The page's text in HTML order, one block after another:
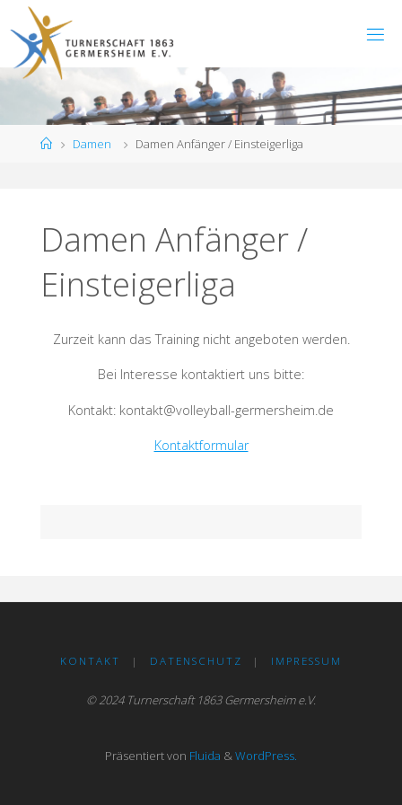
Inhalt
springen
StartDamen Damen Anfänger / Einsteigerliga
Damen Anfänger /
Einsteigerliga
Zurzeit kann das Training nicht angeboten werden.
Bei Interesse kontaktiert uns bitte:
Kontakt: kontakt@volleyball-germersheim.de
Kontaktformular
KONTAKT | DATENSCHUTZ | IMPRESSUM
© 2024 Turnerschaft 1863 Germersheim e.V.
Präsentiert von Fluida &WordPress.